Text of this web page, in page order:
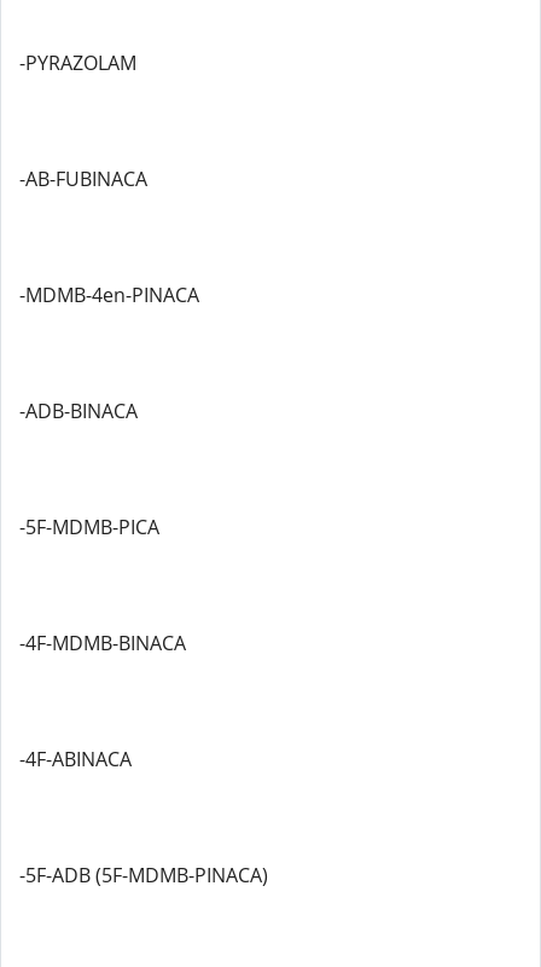
-PYRAZOLAM
-AB-FUBINACA
-MDMB-4en-PINACA
-ADB-BINACA
-5F-MDMB-PICA
-4F-MDMB-BINACA
-4F-ABINACA
-5F-ADB (5F-MDMB-PINACA)